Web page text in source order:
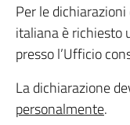
Per le
italiana è richiesto
presso l’Ufficio
La dichiarazione
personalmente.